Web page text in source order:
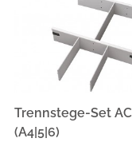
Trennstege-Set
(A4|5|6)